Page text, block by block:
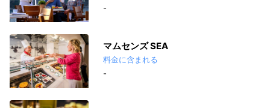
-
マムセンズ SEA
料金に含まれる
-